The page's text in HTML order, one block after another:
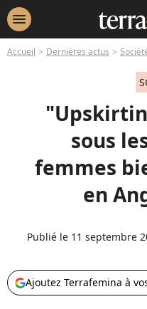
menu
Accueil Dernières actus
sous
femmes
en
Publié le 11 septembre
Ajoutez Terrafemina à